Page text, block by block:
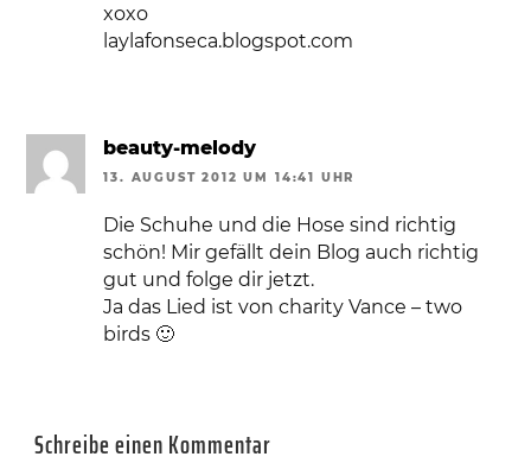
xoxo
laylafonseca.blogspot.com
beauty-melody
13. AUGUST 2012 UM 14:41 UHR
Die Schuhe und die Hose sind richtig
schön! Mir gefällt dein Blog auch richtig
gut und folge dir jetzt.
Ja das Lied ist von charity Vance – two
birds 🙂
Schreibe einen Kommentar